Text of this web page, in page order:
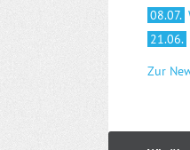
08.07.
21.06.
Zur